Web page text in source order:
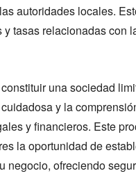
autoridades locales.
y tasas relacionadas con
una sociedad
y la
y financieros. Este
la oportunidad de
negocio, ofreciendo